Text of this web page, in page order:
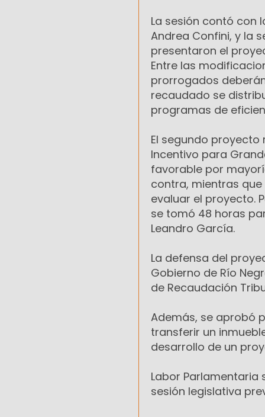
La sesión contó con
Andrea Confini, y la
presentaron el
Entre las
prorrogados
recaudado se
programas de
El segundo proyecto
Incentivo para
favorable por
contra, mientras que
evaluar el proyecto.
se tomó 48 horas
Leandro García.
La defensa del
Gobierno de Río
de Recaudación
Además, se aprobó
transferir un
desarrollo de un
Labor Parlamentaria
sesión legislativa